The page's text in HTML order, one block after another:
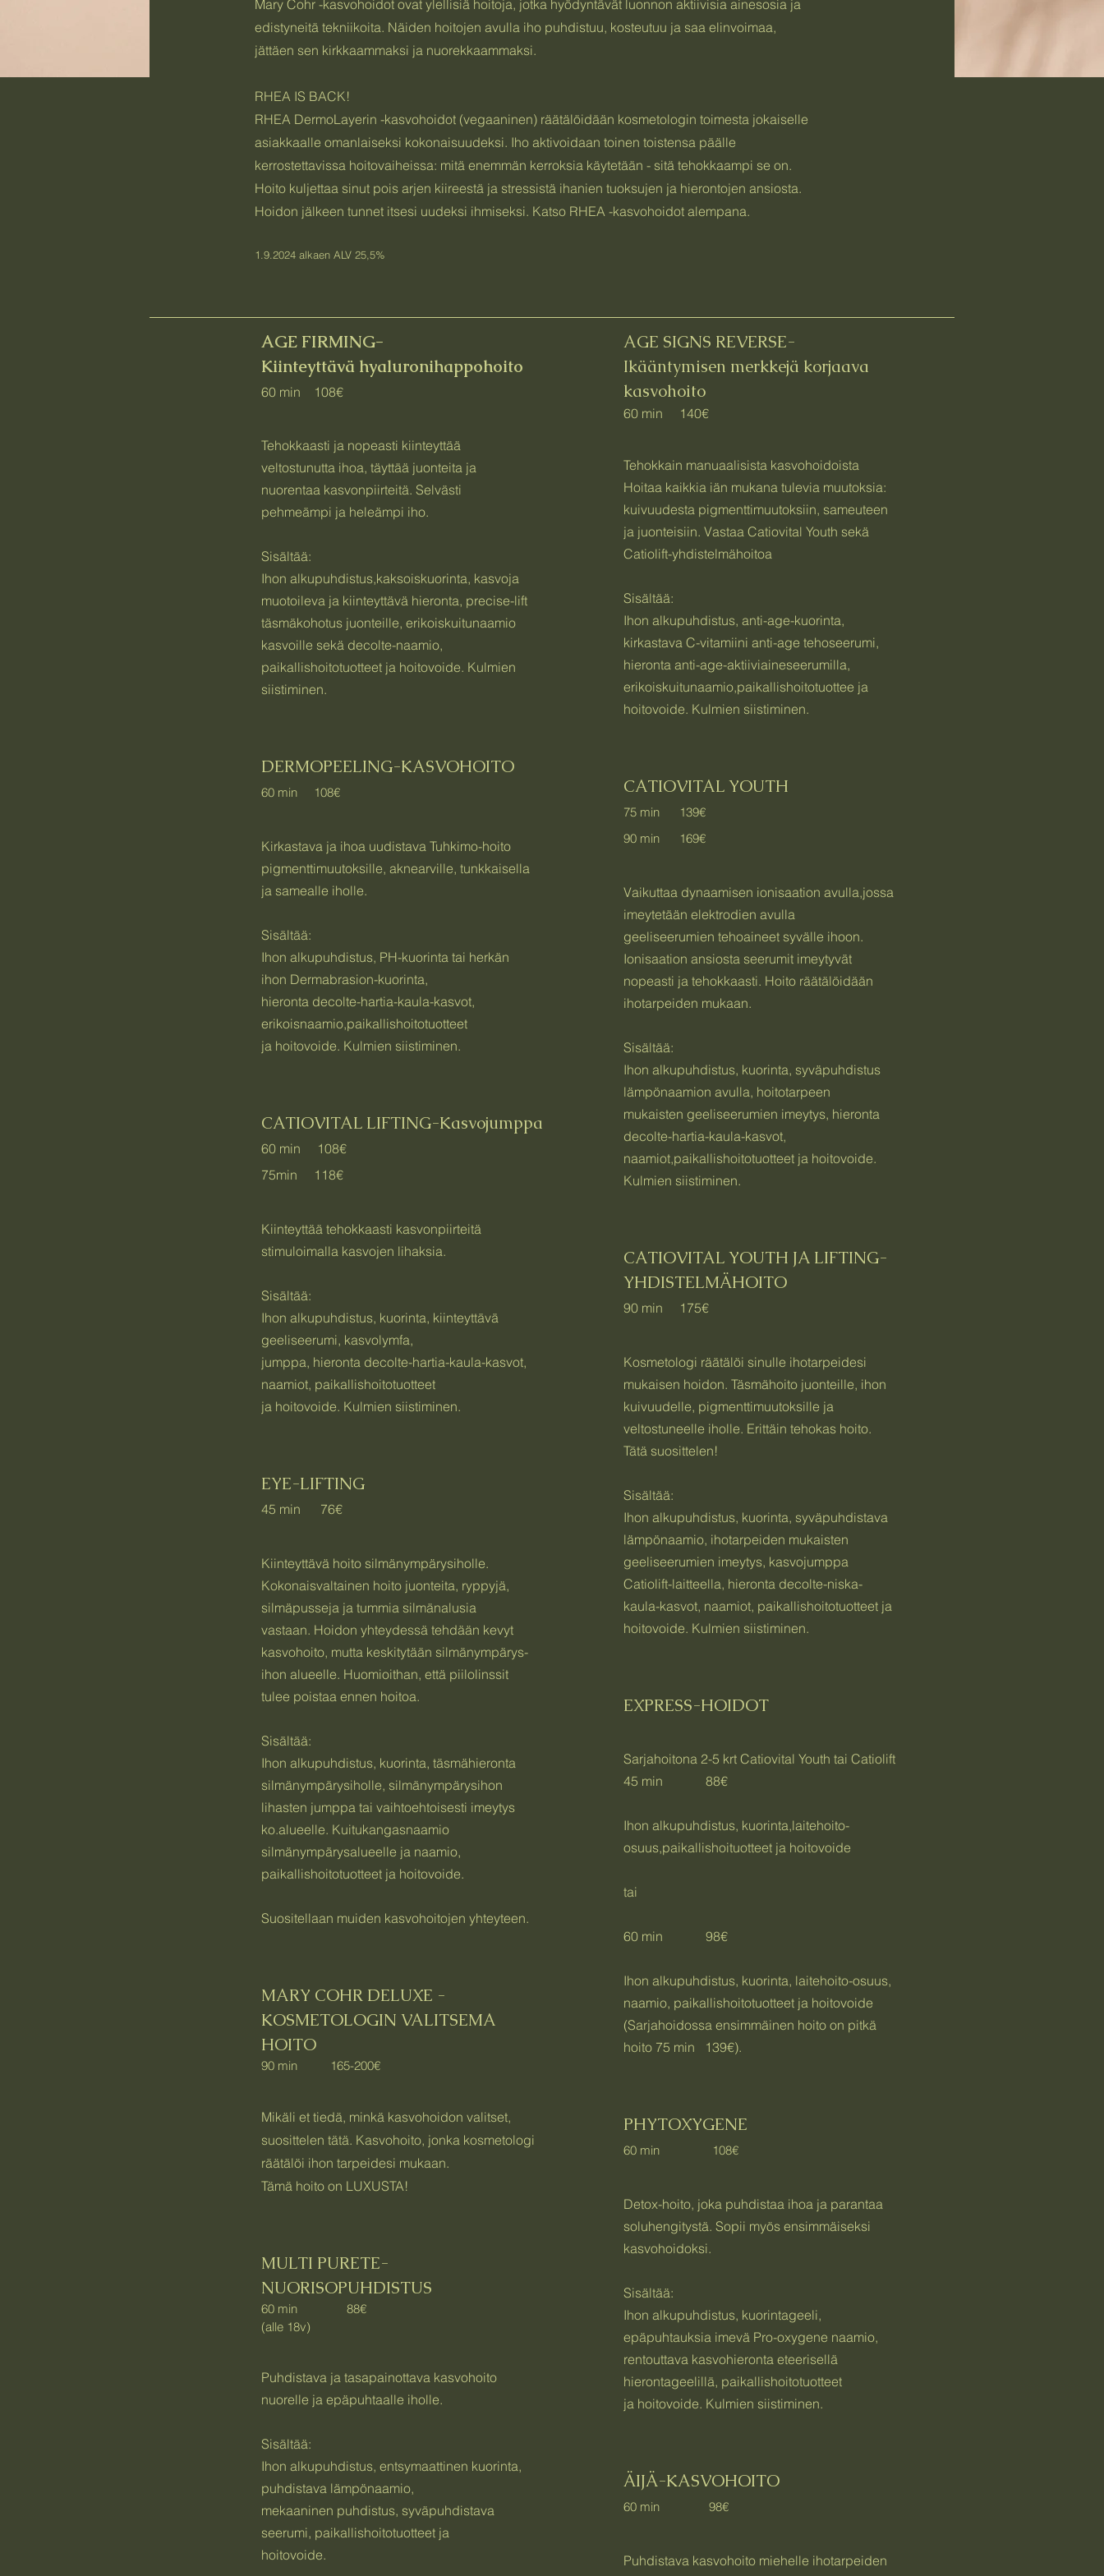
Mary Cohr -kasvohoidot ovat ylellisiä hoitoja, jotka hyödyntävät luonnon aktiivisia ainesosia ja
edistyneitä tekniikoita. Näiden hoitojen avulla iho puhdistuu, kosteutuu ja saa elinvoimaa,
jättäen sen kirkkaammaksi ja nuorekkaammaksi.
RHEA IS BACK!
RHEA DermoLayerin -kasvohoidot (vegaaninen) räätälöidään kosmetologin toimesta jokaiselle
asiakkaalle omanlaiseksi kokonaisuudeksi. Iho aktivoidaan toinen toistensa päälle
kerrostettavissa hoitovaiheissa: mitä enemmän kerroksia käytetään - sitä tehokkaampi se on.
Hoito kuljettaa sinut pois arjen kiireestä ja stressistä ihanien tuoksujen ja hierontojen ansiosta.
Hoidon jälkeen tunnet itsesi uudeksi ihmiseksi. Katso RHEA -kasvohoidot alempana.
1.9.2024 alkaen ALV 25,5%
AGE FIRMING-
Kiinteyttävä hyaluronihappohoito
60 min 108€
Tehokkaasti ja nopeasti kiinteyttää
veltostunutta ihoa, täyttää juonteita ja
nuorentaa kasvonpiirteitä. Selvästi
pehmeämpi ja heleämpi iho.
Sisältää:
Ihon alkupuhdistus,kaksoiskuorinta, kasvoja
muotoileva ja kiinteyttävä hieronta, precise-lift
täsmäkohotus juonteille, erikoiskuitunaamio
kasvoille sekä decolte-naamio,
paikallishoitotuotteet ja hoitovoide. Kulmien
siistiminen.
DERMOPEELING-KASVOHOITO
60 min 108€
Kirkastava ja ihoa uudistava Tuhkimo-hoito
pigmenttimuutoksille, aknearville, tunkkaisella
ja samealle iholle.
Sisältää:
Ihon alkupuhdistus, PH-kuorinta tai herkän
ihon Dermabrasion-kuorinta,
hieronta decolte-hartia-kaula-kasvot,
erikoisnaamio,paikallishoitotuotteet
ja hoitovoide. Kulmien siistiminen.
CATIOVITAL LIFTING-Kasvojumppa
60 min 108€
75min 118€
Kiinteyttää tehokkaasti kasvonpiirteitä
stimuloimalla kasvojen lihaksia.
Sisältää:
Ihon alkupuhdistus, kuorinta, kiinteyttävä
geeliseerumi, kasvolymfa,
jumppa, hieronta decolte-hartia-kaula-kasvot,
naamiot, paikallishoitotuotteet
ja hoitovoide. Kulmien siistiminen.
EYE-LIFTING
45 min 76€
Kiinteyttävä hoito silmänympärysiholle.
Kokonaisvaltainen hoito juonteita, ryppyjä,
silmäpusseja ja tummia silmänalusia
vastaan. Hoidon yhteydessä tehdään kevyt
kasvohoito, mutta keskitytään silmänympärys-
ihon alueelle. Huomioithan, että piilolinssit
tulee poistaa ennen hoitoa.
Sisältää:
Ihon alkupuhdistus, kuorinta, täsmähieronta
silmänympärysiholle, silmänympärysihon
lihasten jumppa tai vaihtoehtoisesti imeytys
ko.alueelle. Kuitukangasnaamio
silmänympärysalueelle ja naamio,
paikallishoitotuotteet ja hoitovoide.
Suositellaan muiden kasvohoitojen yhteyteen.
MARY COHR DELUXE -
KOSMETOLOGIN VALITSEMA
HOITO
90 min 165-200€
Mikäli et tiedä, minkä kasvohoidon valitset,
suosittelen tätä. Kasvohoito, jonka kosmetologi
räätälöi ihon tarpeidesi mukaan.
Tämä hoito on LUXUSTA!
MULTI PURETE-
NUORISOPUHDISTUS
60 min 88€
(alle 18v)
Puhdistava ja tasapainottava kasvohoito
nuorelle ja epäpuhtaalle iholle.
Sisältää:
Ihon alkupuhdistus, entsymaattinen kuorinta,
puhdistava lämpönaamio,
mekaaninen puhdistus, syväpuhdistava
seerumi, paikallishoitotuotteet ja
hoitovoide.
AGE SIGNS REVERSE-
Ikääntymisen merkkejä korjaava
kasvohoito
60 min 140€
Tehokkain manuaalisista kasvohoidoista
Hoitaa kaikkia iän mukana tulevia muutoksia:
kuivuudesta pigmenttimuutoksiin, sameuteen
ja juonteisiin. Vastaa Catiovital Youth sekä
Catiolift-yhdistelmähoitoa
Sisältää:
Ihon alkupuhdistus, anti-age-kuorinta,
kirkastava C-vitamiini anti-age tehoseerumi,
hieronta anti-age-aktiiviaineseerumilla,
erikoiskuitunaamio,paikallishoitotuottee ja
hoitovoide. Kulmien siistiminen.
CATIOVITAL YOUTH
75 min 139€
90 min 169€
Vaikuttaa dynaamisen ionisaation avulla,jossa
imeytetään elektrodien avulla
geeliseerumien tehoaineet syvälle ihoon.
Ionisaation ansiosta seerumit imeytyvät
nopeasti ja tehokkaasti. Hoito räätälöidään
ihotarpeiden mukaan.
Sisältää:
Ihon alkupuhdistus, kuorinta, syväpuhdistus
lämpönaamion avulla, hoitotarpeen
mukaisten geeliseerumien imeytys, hieronta
decolte-hartia-kaula-kasvot,
naamiot,paikallishoitotuotteet ja hoitovoide.
Kulmien siistiminen.
CATIOVITAL YOUTH JA LIFTING-
YHDISTELMÄHOITO
90 min 175€
Kosmetologi räätälöi sinulle ihotarpeidesi
mukaisen hoidon. Täsmähoito juonteille, ihon
kuivuudelle, pigmenttimuutoksille ja
veltostuneelle iholle. Erittäin tehokas hoito.
Tätä suosittelen!
Sisältää:
Ihon alkupuhdistus, kuorinta, syväpuhdistava
lämpönaamio, ihotarpeiden mukaisten
geeliseerumien imeytys, kasvojumppa
Catiolift-laitteella, hieronta decolte-niska-
kaula-kasvot, naamiot, paikallishoitotuotteet ja
hoitovoide. Kulmien siistiminen.
EXPRESS-HOIDOT
Sarjahoitona 2-5 krt Catiovital Youth tai Catiolift
45 min 88€
Ihon alkupuhdistus, kuorinta,laitehoito-
osuus,paikallishoituotteet ja hoitovoide
tai
60 min 98€
Ihon alkupuhdistus, kuorinta, laitehoito-osuus,
naamio, paikallishoitotuotteet ja hoitovoide
(Sarjahoidossa ensimmäinen hoito on pitkä
hoito 75 min 139€).
PHYTOXYGENE
60 min 108€
Detox-hoito, joka puhdistaa ihoa ja parantaa
soluhengitystä. Sopii myös ensimmäiseksi
kasvohoidoksi.
Sisältää:
Ihon alkupuhdistus, kuorintageeli,
epäpuhtauksia imevä Pro-oxygene naamio,
rentouttava kasvohieronta eteerisellä
hierontageelillä, paikallishoitotuotteet
ja hoitovoide. Kulmien siistiminen.
ÄIJÄ-KASVOHOITO
60 min 98€
Puhdistava kasvohoito miehelle ihotarpeiden